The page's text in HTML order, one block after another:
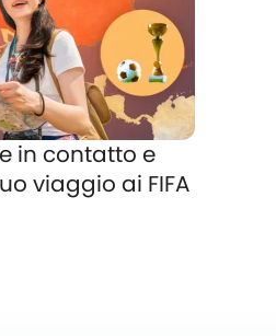
in contatto e
viaggio ai FIFA